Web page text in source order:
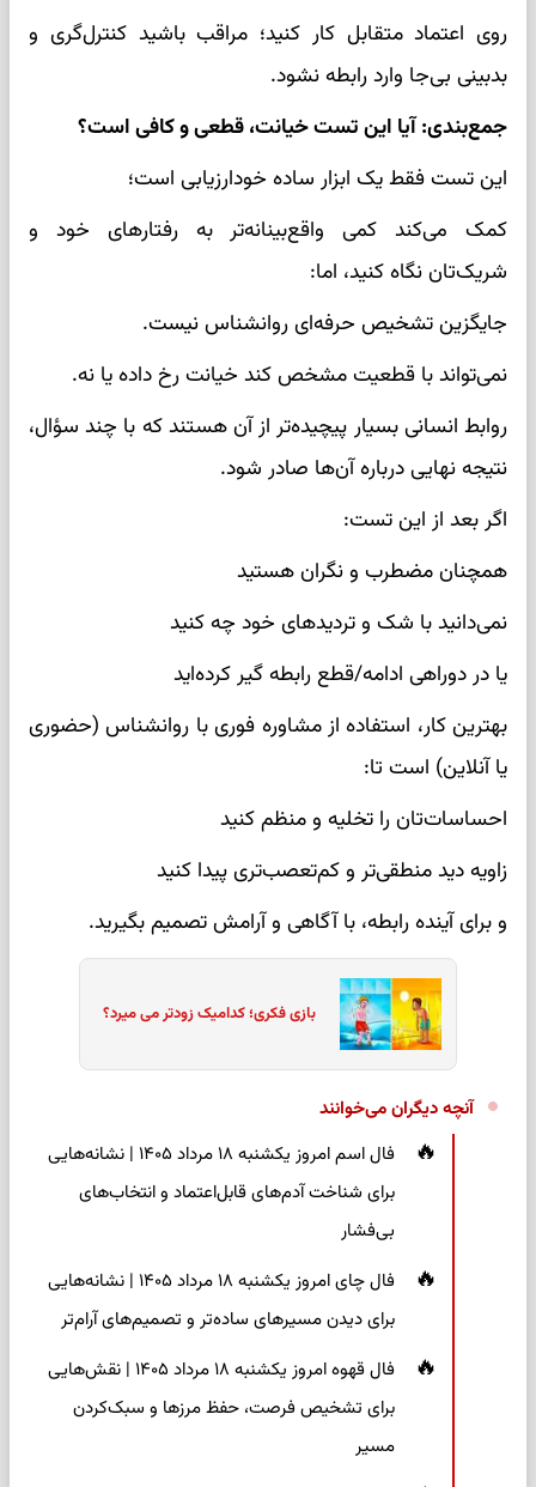
روی اعتماد متقابل کار کنید؛ مراقب باشید کنترل‌گری و
بدبینی بی‌جا وارد رابطه نشود.
جمع‌بندی: آیا این تست خیانت، قطعی و کافی است؟
این تست فقط یک ابزار ساده خودارزیابی است؛
کمک می‌کند کمی واقع‌بینانه‌تر به رفتارهای خود و
شریک‌تان نگاه کنید، اما:
جایگزین تشخیص حرفه‌ای روانشناس نیست.
نمی‌تواند با قطعیت مشخص کند خیانت رخ داده یا نه.
روابط انسانی بسیار پیچیده‌تر از آن هستند که با چند سؤال،
نتیجه نهایی درباره آن‌ها صادر شود.
اگر بعد از این تست:
همچنان مضطرب و نگران هستید
نمی‌دانید با شک و تردیدهای خود چه کنید
یا در دوراهی ادامه/قطع رابطه گیر کرده‌اید
بهترین کار، استفاده از مشاوره فوری با روانشناس (حضوری
یا آنلاین) است تا:
احساسات‌تان را تخلیه و منظم کنید
زاویه دید منطقی‌تر و کم‌تعصب‌تری پیدا کنید
و برای آینده رابطه، با آگاهی و آرامش تصمیم بگیرید.
بازی فکری؛ کدامیک زودتر می میرد؟
آنچه دیگران می‌خوانند
فال اسم امروز یکشنبه ۱۸ مرداد ۱۴۰۵ | نشانه‌هایی
برای شناخت آدم‌های قابل‌اعتماد و انتخاب‌های
بی‌فشار
فال چای امروز یکشنبه ۱۸ مرداد ۱۴۰۵ | نشانه‌هایی
برای دیدن مسیرهای ساده‌تر و تصمیم‌های آرام‌تر
فال قهوه امروز یکشنبه ۱۸ مرداد ۱۴۰۵ | نقش‌هایی
برای تشخیص فرصت، حفظ مرزها و سبک‌کردن
مسیر